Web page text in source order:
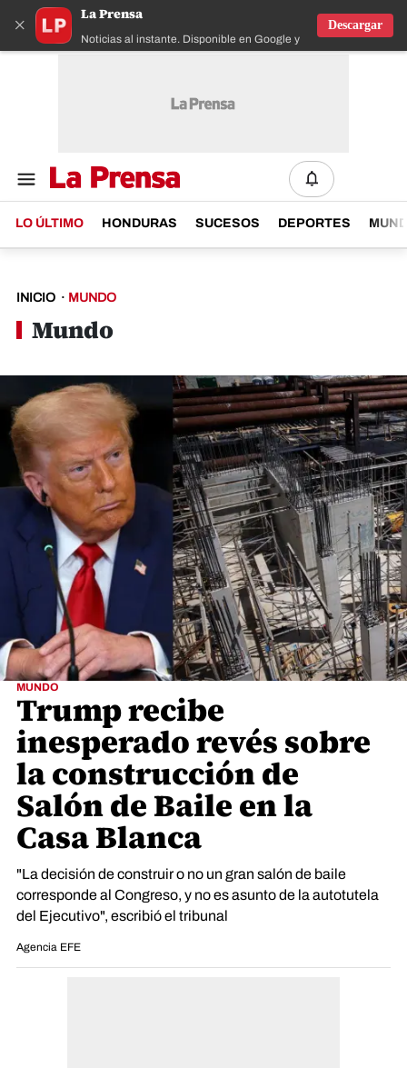
×
La Prensa
Noticias al instante. Disponible en Google y IOS
Descargar
LO ÚLTIMO HONDURAS SUCESOS DEPORTES
INICIO · MUNDO
Mundo
MUNDO
Trump recibe
inesperado revés sobre
la construcción de
Salón de Baile en la
Casa Blanca
"La decisión de construir o no un gran salón de baile
corresponde al Congreso, y no es asunto de la autotutela
del Ejecutivo", escribió el tribunal
Agencia EFE